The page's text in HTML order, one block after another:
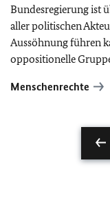
Bundesregierung ist
aller politischen
Aussöhnung führen
oppositionelle
Menschenrechte